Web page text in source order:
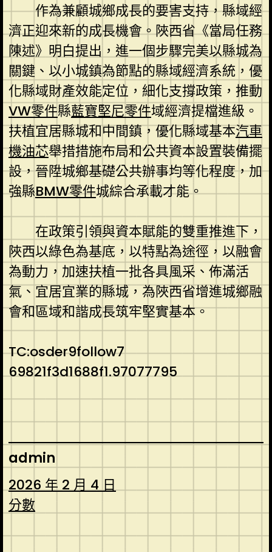
作為兼顧城鄉成長的要害支持，縣域經
濟正迎來新的成長機會。陜西省《當局任務
陳述》明白提出，進一個步驟完美以縣城為
關鍵、以小城鎮為節點的縣域經濟系統，優
化縣域財產效能定位，細化支撐政策，推動
VW零件縣藍寶堅尼零件域經濟提檔進級。
扶植宜居縣城和中間鎮，優化縣域基本汽車
機油芯舉措措施布局和公共資本設置裝備擺
設，晉陞城鄉基礎公共辦事均等化程度，加
強縣BMW零件城綜合承載才能。
在政策引領與資本賦能的雙重推進下，
陜西以綠色為基底，以特點為途徑，以融會
為動力，加速扶植一批各具風采、佈滿活
氣、宜居宜業的縣城，為陜西省增進城鄉融
會和區域和諧成長筑牢堅實基本。
TC:osder9follow7
69821f3d1688f1.97077795
admin
2026 年 2 月 4 日
分數